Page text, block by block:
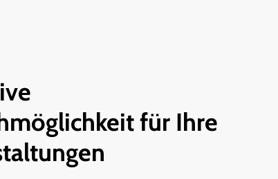
für Ihre